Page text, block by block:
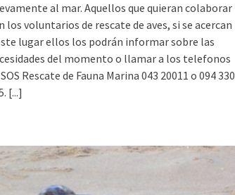
al mar. Aquellos que quieran colaborar
los voluntarios de rescate de aves, si se acercan
lugar ellos los podrán informar sobre las
del momento o llamar a los telefonos
Rescate de Fauna Marina 043 20011 o 094 330
[...]